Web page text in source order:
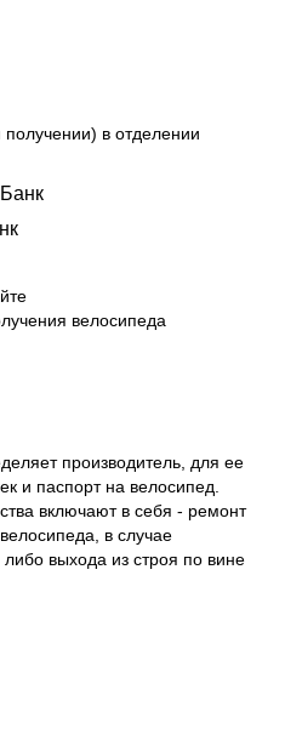
в отделении
велосипеда
производитель, для ее
и паспорт на велосипед.
включают в себя - ремонт
в случае
выхода из строя по вине